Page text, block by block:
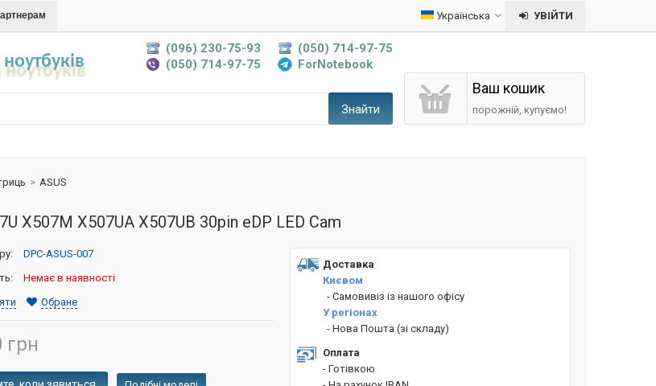
Українська УВІЙТИ
Знайти
Ваш кошик
порожній, купуємо!
(096) 230-75-93
(050) 714-97-75
(050) 714-97-75
ForNotebook
> ASUS
X507M X507UA X507UB 30pin eDP LED Cam
DPC-ASUS-007
Немає в наявності
Обране
грн
Доставка
Києвом
- Cамовивіз із нашого офісу
У регіонах
- Нова Пошта (зі складу)
Оплата
- Готівкою